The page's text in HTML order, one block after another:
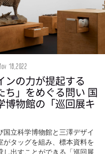
18,2022
ンの力が提起する
ち」をめぐる問い 国
博物館の「巡回展キ
国立科学博物館と三澤デザイ
がタッグを組み、標本資料を
し出すことができる「巡回展